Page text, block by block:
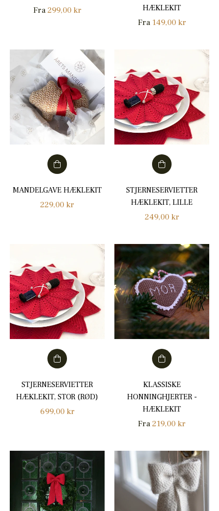
Fra299,00 kr
HÆKLEKIT
Fra 149,00 kr
MANDELGAVE HÆKLEKIT
Normalpris
229,00 kr
STJERNESERVIETTER
HÆKLEKIT, LILLE
Normalpris
249,00 kr
STJERNESERVIETTER
HÆKLEKIT, STOR (RØD)
Normalpris
699,00 kr
KLASSISKE
HONNINGHJERTER -
HÆKLEKIT
Fra219,00 kr